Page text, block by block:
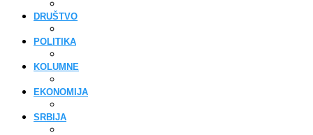
DRUŠTVO
POLITIKA
KOLUMNE
EKONOMIJA
SRBIJA